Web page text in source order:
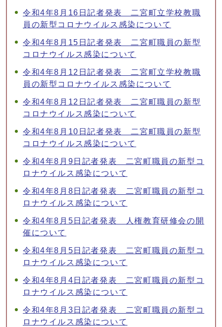
令和4年8月16日記者発表 二宮町立学校教職
員の新型コロナウイルス感染について
令和4年8月15日記者発表 二宮町職員の新型
コロナウイルス感染について
令和4年8月12日記者発表 二宮町立学校教職
員の新型コロナウイルス感染について
令和4年8月12日記者発表 二宮町職員の新型
コロナウイルス感染について
令和4年8月10日記者発表 二宮町職員の新型
コロナウイルス感染について
令和4年8月9日記者発表 二宮町職員の新型コ
ロナウイルス感染について
令和4年8月8日記者発表 二宮町職員の新型コ
ロナウイルス感染について
令和4年8月5日記者発表 人権教育研修会の開
催について
令和4年8月5日記者発表 二宮町職員の新型コ
ロナウイルス感染について
令和4年8月4日記者発表 二宮町職員の新型コ
ロナウイルス感染について
令和4年8月3日記者発表 二宮町職員の新型コ
ロナウイルス感染について